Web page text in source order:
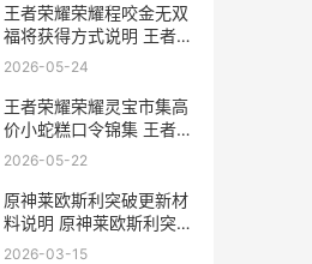
王者荣耀荣耀程咬金无双
福将获得方式说明 王者荣
耀荣耀程咬金称号
2026-05-24
王者荣耀荣耀灵宝市集高
价小蛇糕口令锦集 王者荣
耀使用灵印
2026-05-22
原神莱欧斯利突破更新材
料说明 原神莱欧斯利突破
材料
2026-03-15